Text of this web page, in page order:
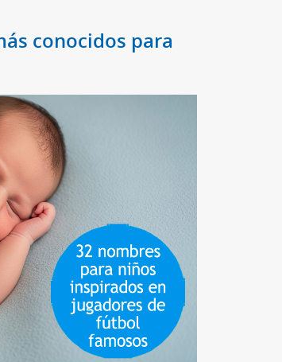
conocidos para